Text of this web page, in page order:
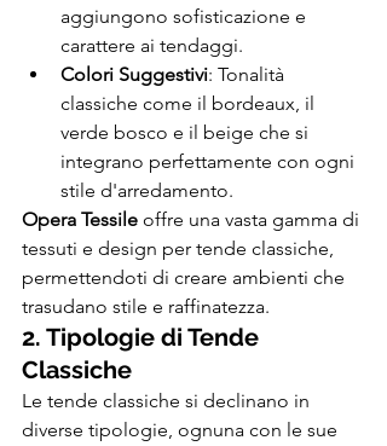
aggiungono sofisticazione e
carattere ai tendaggi.
Colori Suggestivi: Tonalità
classiche come il bordeaux, il
verde bosco e il beige che si
integrano perfettamente con ogni
stile d'arredamento.
Opera Tessile offre una vasta gamma di
tessuti e design per tende classiche,
permettendoti di creare ambienti che
trasudano stile e raffinatezza.
2. Tipologie di Tende
Classiche
Le tende classiche si declinano in
diverse tipologie, ognuna con le sue